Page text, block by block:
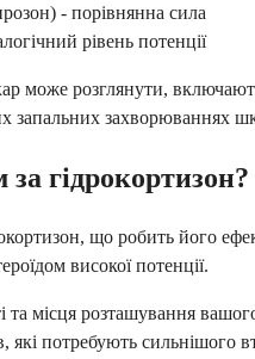
- порівнянна сила
рівень потенції
може розглянути,
захворюваннях
гідрокортизон?
що робить його
високої потенції.
та місця розташування
які потребують сильнішого